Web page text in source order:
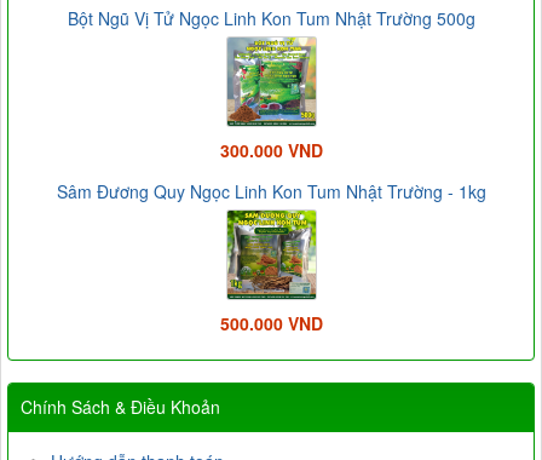
Bột Ngũ Vị Tử Ngọc Linh Kon Tum Nhật Trường 500g
300.000 VND
Sâm Đương Quy Ngọc Linh Kon Tum Nhật Trường - 1kg
500.000 VND
Chính Sách & Điều Khoản